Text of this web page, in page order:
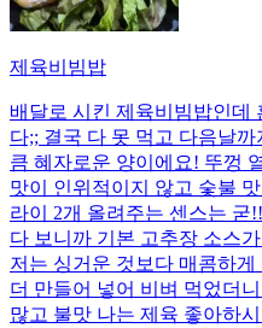
제육비빔밥
배달로 시킨 제육비빔밥인데
다;; 결국 다 못 먹고 다음날
큼 혜자로운 양이에요! 뚜껑
맛이 인위적이지 않고 숯불
라이 2개 올려주는 센스는 굳
다 보니까 기본 고추장 소스
저는 싱거운 것보다 매콤하
더 만들어 넣어 비벼 먹었더
많고 불맛 나는 제육 좋아하